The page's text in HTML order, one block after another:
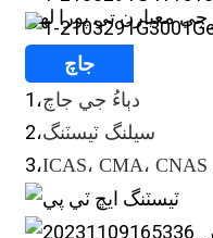
جاچ
1،دٻاءُ جي جاچ
2،سيلنگ ٽيسٽنگ
3،